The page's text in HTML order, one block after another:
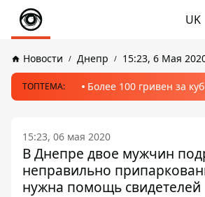
UK
Новости Днепр 15:23, 6 Мая
ТОПТЕМА: Более 100 гривен за
15:23, 06 мая 2020
В Днепре двое мужчин
неправильно
нужна помощь свидетелей